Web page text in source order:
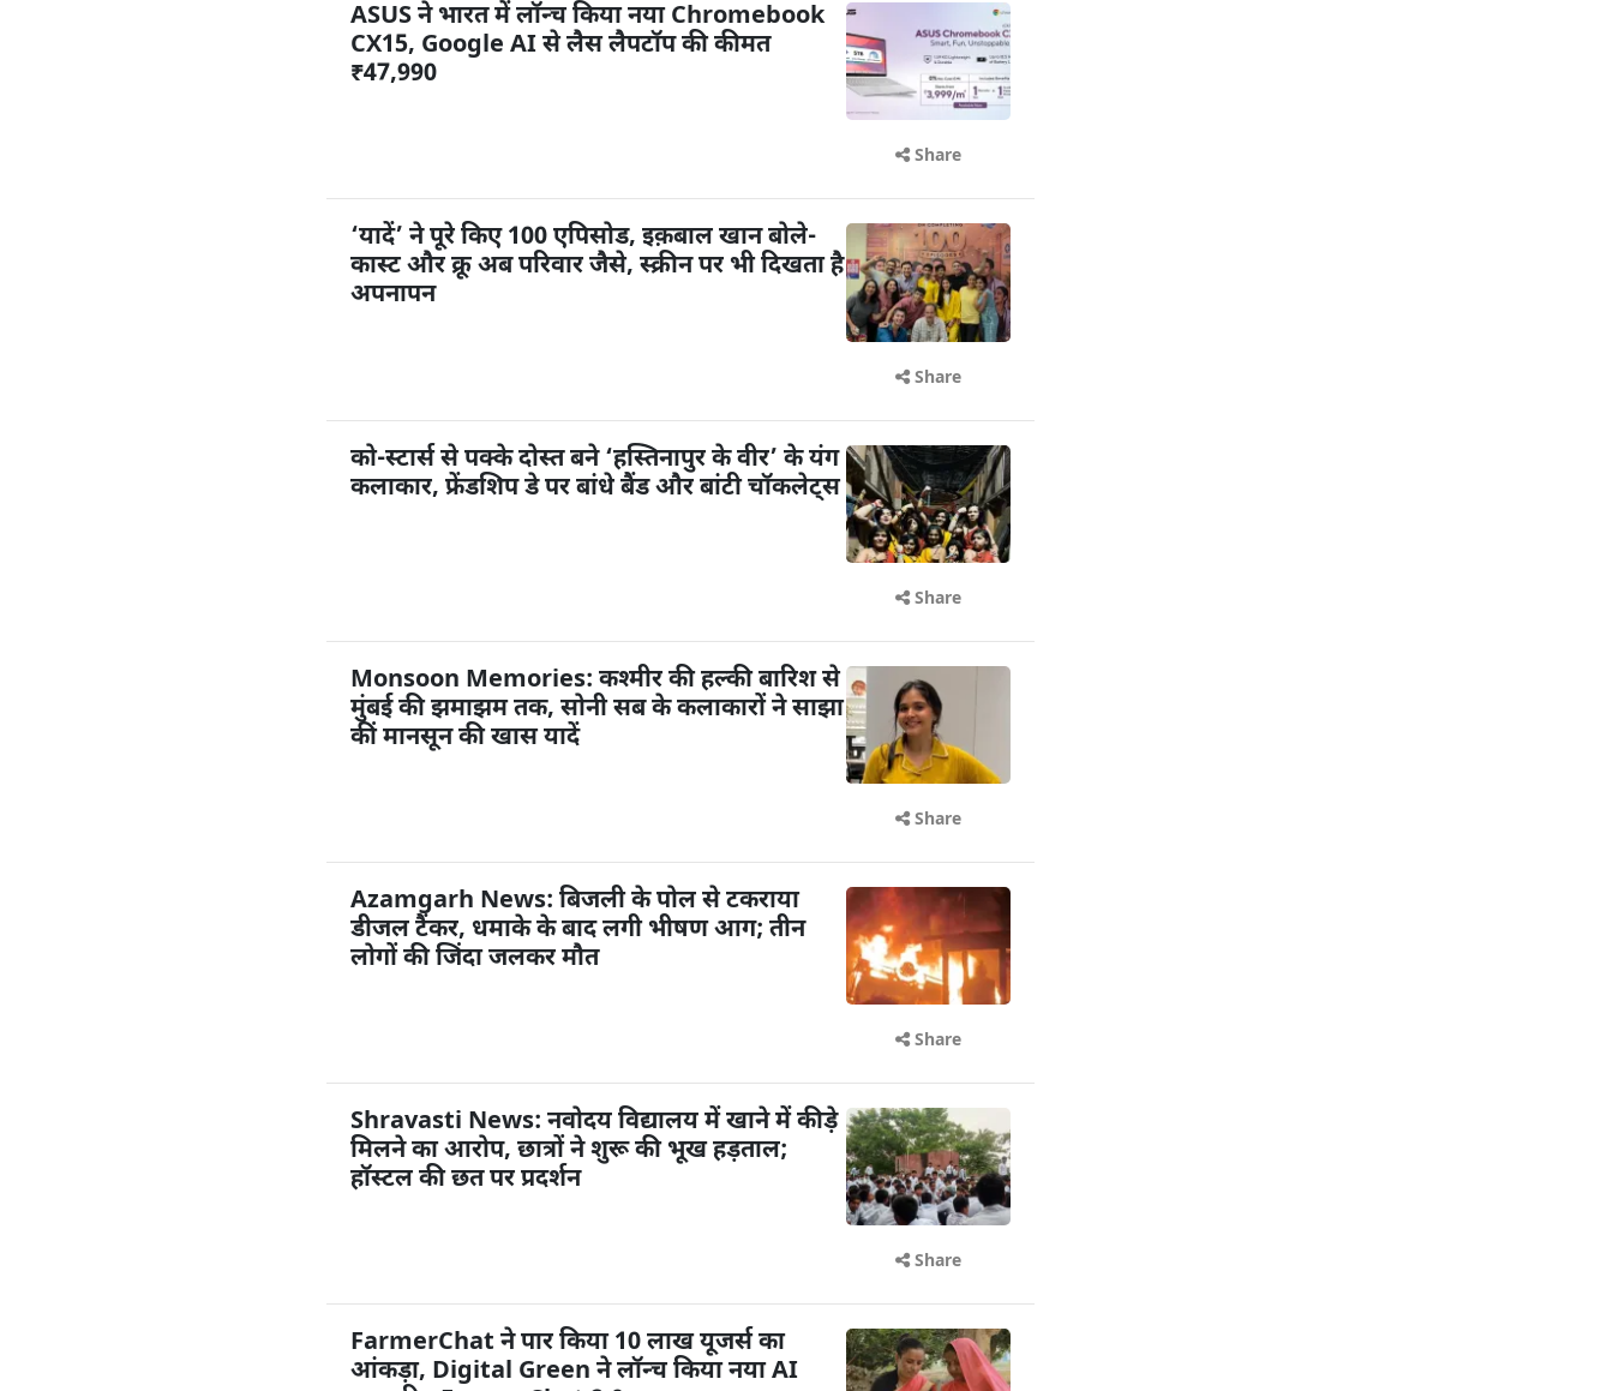
ASUS ने भारत में लॉन्च किया नया Chromebook
CX15, Google AI से लैस लैपटॉप की कीमत
₹47,990
Share
‘यादें’ ने पूरे किए 100 एपिसोड, इक़बाल खान बोले-
कास्ट और क्रू अब परिवार जैसे, स्क्रीन पर भी दिखता है
अपनापन
Share
को-स्टार्स से पक्के दोस्त बने ‘हस्तिनापुर के वीर’ के यंग
कलाकार, फ्रेंडशिप डे पर बांधे बैंड और बांटी चॉकलेट्स
Share
Monsoon Memories: कश्मीर की हल्की बारिश से
मुंबई की झमाझम तक, सोनी सब के कलाकारों ने साझा
कीं मानसून की खास यादें
Share
Azamgarh News: बिजली के पोल से टकराया
डीजल टैंकर, धमाके के बाद लगी भीषण आग; तीन
लोगों की जिंदा जलकर मौत
Share
Shravasti News: नवोदय विद्यालय में खाने में कीड़े
मिलने का आरोप, छात्रों ने शुरू की भूख हड़ताल;
हॉस्टल की छत पर प्रदर्शन
Share
FarmerChat ने पार किया 10 लाख यूजर्स का
आंकड़ा, Digital Green ने लॉन्च किया नया AI